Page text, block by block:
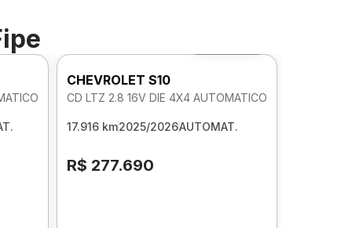
CHEVROLET S10
CD LTZ 2.8 16V DIE 4X4 AUTOMATICO
17.916 km2025/2026AUTOMAT.
R$ 277.690